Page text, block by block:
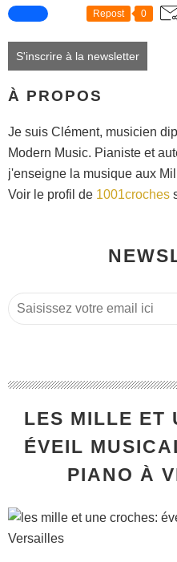
Repost 0
S'inscrire à la newsletter
À PROPOS
Je suis Clément, musicien
Modern Music. Pianiste et
j'enseigne la musique aux
Voir le profil de 1001croches
LES MILLE ET
ÉVEIL
PIANO À